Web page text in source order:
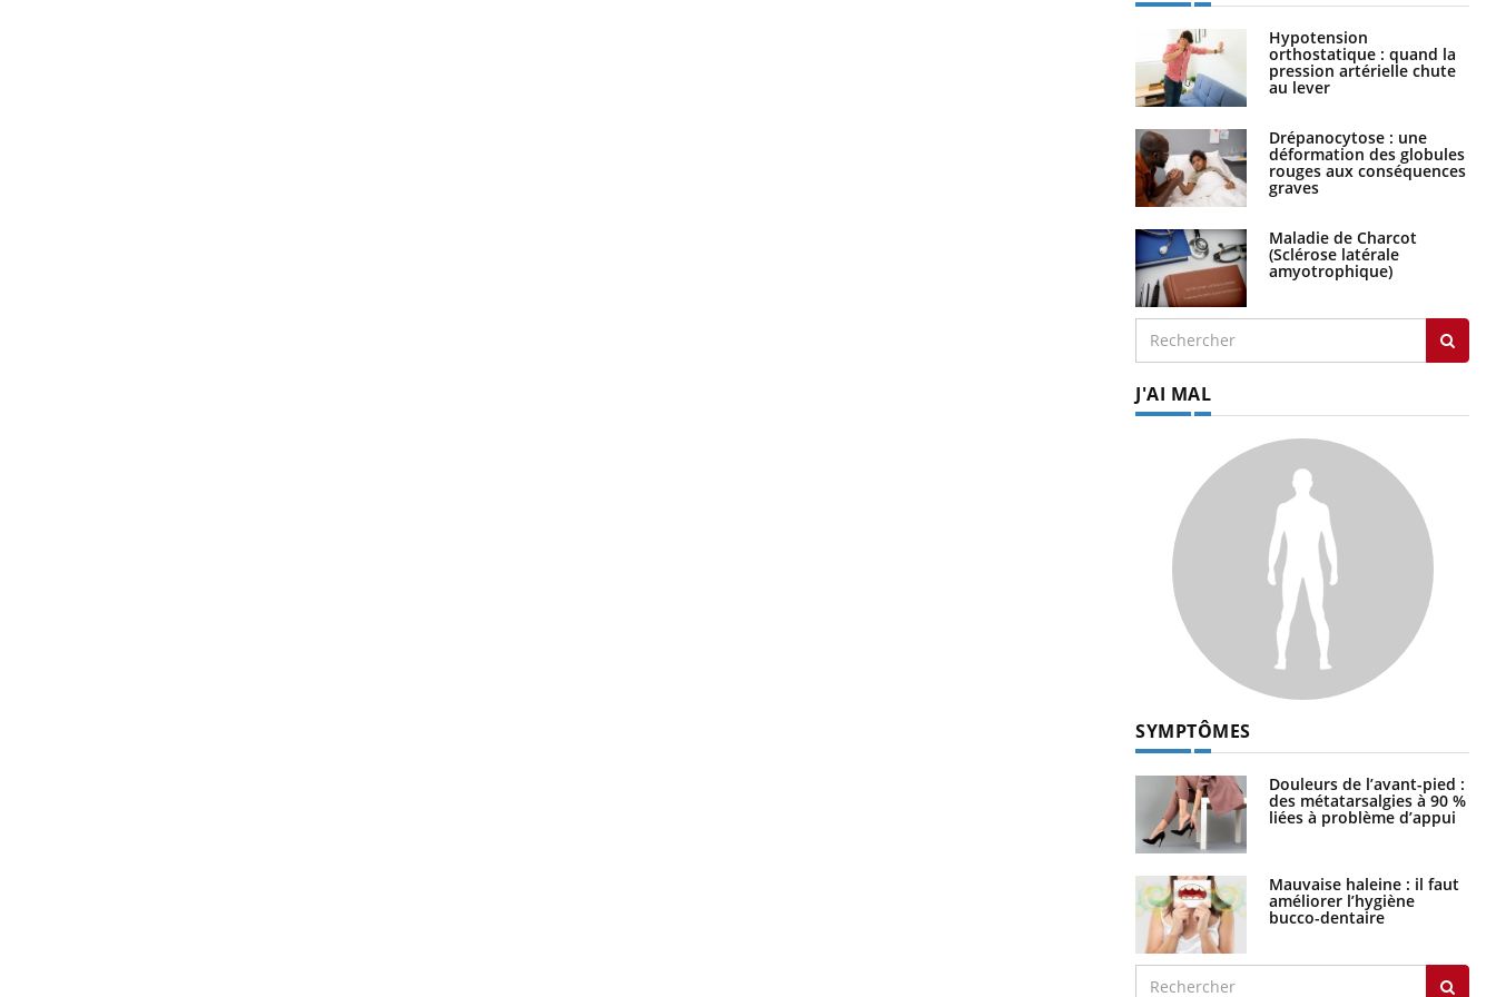
Hypotension
orthostatique : quand la
pression artérielle chute
au lever
Drépanocytose : une
déformation des globules
rouges aux conséquences
graves
Maladie de Charcot
(Sclérose latérale
amyotrophique)
J'AI MAL
SYMPTÔMES
Douleurs de l’avant-pied :
des métatarsalgies à 90 %
liées à problème d’appui
Mauvaise haleine : il faut
améliorer l’hygiène
bucco-dentaire